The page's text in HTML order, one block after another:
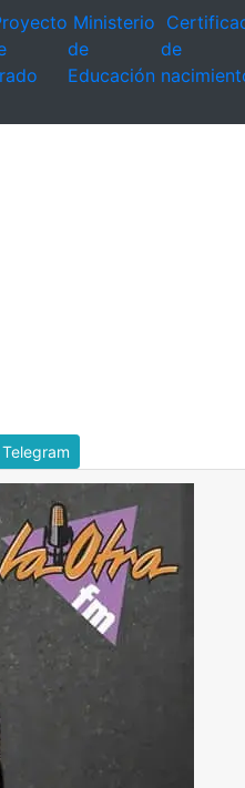
Ministerio
de
Educación
de
Telegram